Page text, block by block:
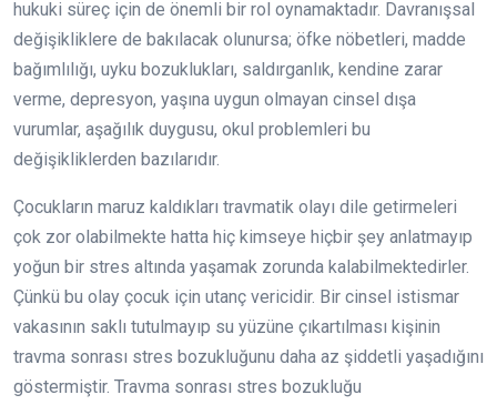
hukuki süreç için de önemli bir rol oynamaktadır. Davranışsal
değişikliklere de bakılacak olunursa; öfke nöbetleri, madde
bağımlılığı, uyku bozuklukları, saldırganlık, kendine zarar
verme, depresyon, yaşına uygun olmayan cinsel dışa
vurumlar, aşağılık duygusu, okul problemleri bu
değişikliklerden bazılarıdır.
Çocukların maruz kaldıkları travmatik olayı dile getirmeleri
çok zor olabilmekte hatta hiç kimseye hiçbir şey anlatmayıp
yoğun bir stres altında yaşamak zorunda kalabilmektedirler.
Çünkü bu olay çocuk için utanç vericidir. Bir cinsel istismar
vakasının saklı tutulmayıp su yüzüne çıkartılması kişinin
travma sonrası stres bozukluğunu daha az şiddetli yaşadığını
göstermiştir. Travma sonrası stres bozukluğu